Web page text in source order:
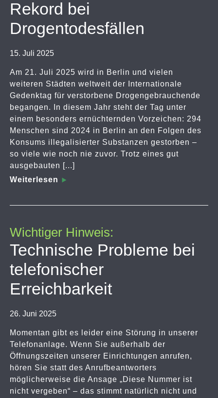
Rekord bei
Drogentodesfällen
15. Juli 2025
Am 21. Juli 2025 wird in Berlin und vielen
weiteren Städten weltweit der Internationale
Gedenktag für verstorbene Drogengebrauchende
begangen. In diesem Jahr steht der Tag unter
einem besonders ernüchternden Vorzeichen: 294
Menschen sind 2024 in Berlin an den Folgen des
Konsums illegalisierter Substanzen gestorben –
so viele wie noch nie zuvor. Trotz eines gut
ausgebauten [...]
Weiterlesen
Wichtiger Hinweis:
Technische Probleme bei
telefonischer
Erreichbarkeit
26. Juni 2025
Momentan gibt es leider eine Störung in unserer
Telefonanlage. Wenn Sie außerhalb der
Öffnungszeiten unserer Einrichtungen anrufen,
hören Sie statt des Anrufbeantworters
möglicherweise die Ansage „Diese Nummer ist
nicht vergeben“ – das stimmt natürlich nicht und